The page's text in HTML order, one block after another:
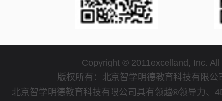
Copyright © 2011excelland, Inc.
版权所有：北京智学明德教育科技有限
北京智学明德教育科技有限公司具有领越®领导力、